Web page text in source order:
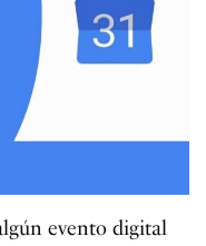
evento digital